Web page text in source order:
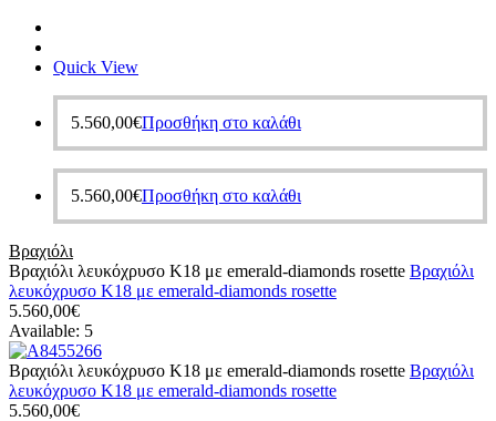
Quick View
5.560,00€Προσθήκη στο καλάθι
5.560,00€Προσθήκη στο καλάθι
Βραχιόλι
Βραχιόλι λευκόχρυσο Κ18 με emerald-diamonds rosette Βραχιόλι
λευκόχρυσο Κ18 με emerald-diamonds rosette
5.560,00€
Available: 5
Βραχιόλι λευκόχρυσο Κ18 με emerald-diamonds rosette Βραχιόλι
λευκόχρυσο Κ18 με emerald-diamonds rosette
5.560,00€